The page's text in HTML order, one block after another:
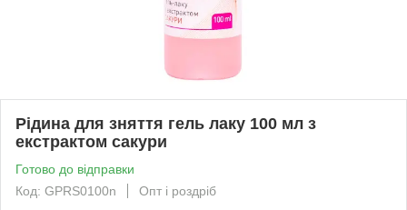
Рідина для зняття гель лаку 100 мл з
екстрактом сакури
Готово до відправки
Код: GPRS0100n
Опт і роздріб